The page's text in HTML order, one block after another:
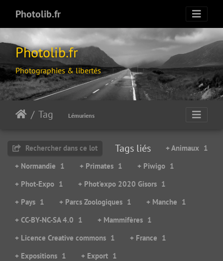
Photolib.fr
Photolib.fr
Photographies & libertés
Tag Lémuriens
Rechercher dans ce lot Tags liés + Animaux 1
+ Normandie 1 + Primates 1 + Piwigo 1
+ Phot-Expo 1 + Phot'expo 2020 Gisors 1
+ Pays 1 + Parcs Zoologiques 1 + Manche 1
+ CC-BY-NC-SA 4.0 1 + Mammifères 1
+ Licence Creative commons 1 + France 1
+ Expositions 1 + Export 1